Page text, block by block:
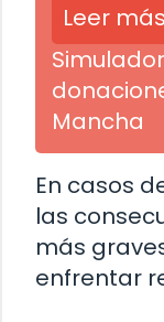
Leer más
Mancha
En casos
las
más
enfrentar